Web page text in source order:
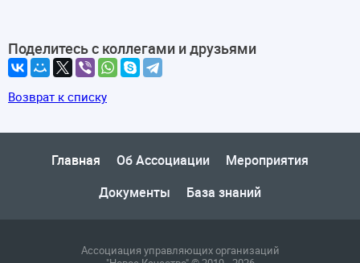
Поделитесь с коллегами и друзьями
Возврат к списку
Главная Об Ассоциации
Мероприятия
Документы
База знаний
Ассоциация управляющих организаций